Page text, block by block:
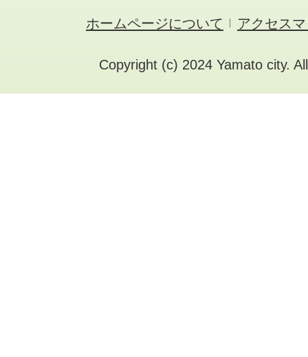
ホームページについて アクセス
Copyright (c) 2024 Yamato city.